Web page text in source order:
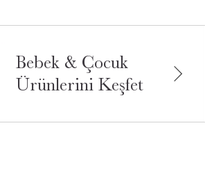
Bebek & Çocuk
Ürünlerini Keşfet